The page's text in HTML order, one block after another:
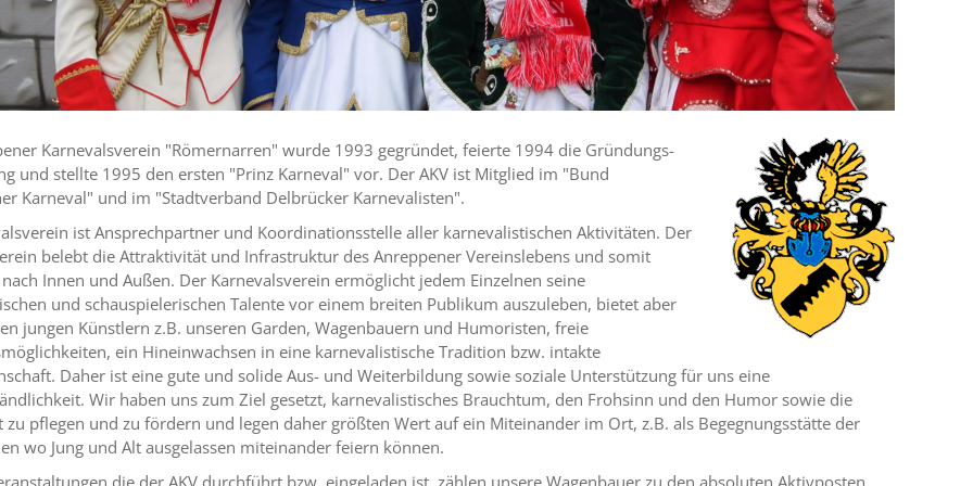
Karnevalsverein "Römernarren" wurde 1993 gegründet, feierte 1994 die Gründungs-
und stellte 1995 den ersten "Prinz Karneval" vor. Der AKV ist Mitglied im "Bund
Karneval" und im "Stadtverband Delbrücker Karnevalisten".
ist Ansprechpartner und Koordinationsstelle aller karnevalistischen Aktivitäten. Der
belebt die Attraktivität und Infrastruktur des Anreppener Vereinslebens und somit
Innen und Außen. Der Karnevalsverein ermöglicht jedem Einzelnen seine
und schauspielerischen Talente vor einem breiten Publikum auszuleben, bietet aber
jungen Künstlern z.B. unseren Garden, Wagenbauern und Humoristen, freie
ein Hineinwachsen in eine karnevalistische Tradition bzw. intakte
Daher ist eine gute und solide Aus- und Weiterbildung sowie soziale Unterstützung für uns eine
Wir haben uns zum Ziel gesetzt, karnevalistisches Brauchtum, den Frohsinn und den Humor sowie die
zu pflegen und zu fördern und legen daher größten Wert auf ein Miteinander im Ort, z.B. als Begegnungsstätte der
wo Jung und Alt ausgelassen miteinander feiern können.
die der AKV durchführt bzw. eingeladen ist, zählen unsere Wagenbauer zu den absoluten Aktivposten.